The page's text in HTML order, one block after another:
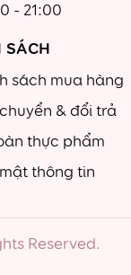
- 21:00
SÁCH
sách mua hàng
& đổi trả
thực phẩm
thông tin
Reserved.